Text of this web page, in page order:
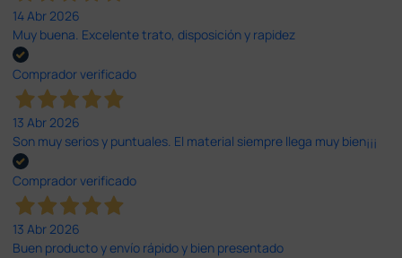
14 Abr 2026
Muy buena. Excelente trato, disposición y rapidez
Comprador verificado
13 Abr 2026
Son muy serios y puntuales. El material siempre llega muy bien¡¡¡
Comprador verificado
13 Abr 2026
Buen producto y envío rápido y bien presentado